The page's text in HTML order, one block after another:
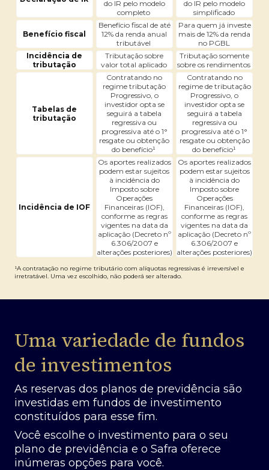
do IR pelo modelo
completo
do IR pelo modelo
simplificado
Benefício fiscal
Benefício fiscal de até
12% da renda anual
tributável
Para quem já investe
mais de 12% da renda
no PGBL
Incidência de
tributação
Tributação sobre
valor total aplicado
Tributação somente
sobre os rendimentos
Tabelas de
tributação
Contratando no
regime tributação
Progressivo, o
investidor opta se
seguirá a tabela
regressiva ou
progressiva até o 1°
resgate ou obtenção
do benefício¹
Contratando no
regime de tributação
Progressivo, o
investidor opta se
seguirá a tabela
regressiva ou
progressiva até o 1°
resgate ou obtenção
do benefício¹
Incidência de IOF
Os aportes realizados
podem estar sujeitos
à incidência do
Imposto sobre
Operações
Financeiras (IOF),
conforme as regras
vigentes na data da
aplicação (Decreto nº
6.306/2007 e
alterações posteriores)
Os aportes realizados
podem estar sujeitos
à incidência do
Imposto sobre
Operações
Financeiras (IOF),
conforme as regras
vigentes na data da
aplicação (Decreto nº
6.306/2007 e
alterações posteriores)
¹A contratação no regime tributário com alíquotas regressivas é irreversível e
irretratável. Uma vez escolhido, não poderá ser alterado.
Uma variedade de fundos
de investimentos
As reservas dos planos de previdência são
investidas em fundos de investimento
constituídos para esse fim.
Você escolhe o investimento para o seu
plano de previdência e o Safra oferece
inúmeras opções para você.